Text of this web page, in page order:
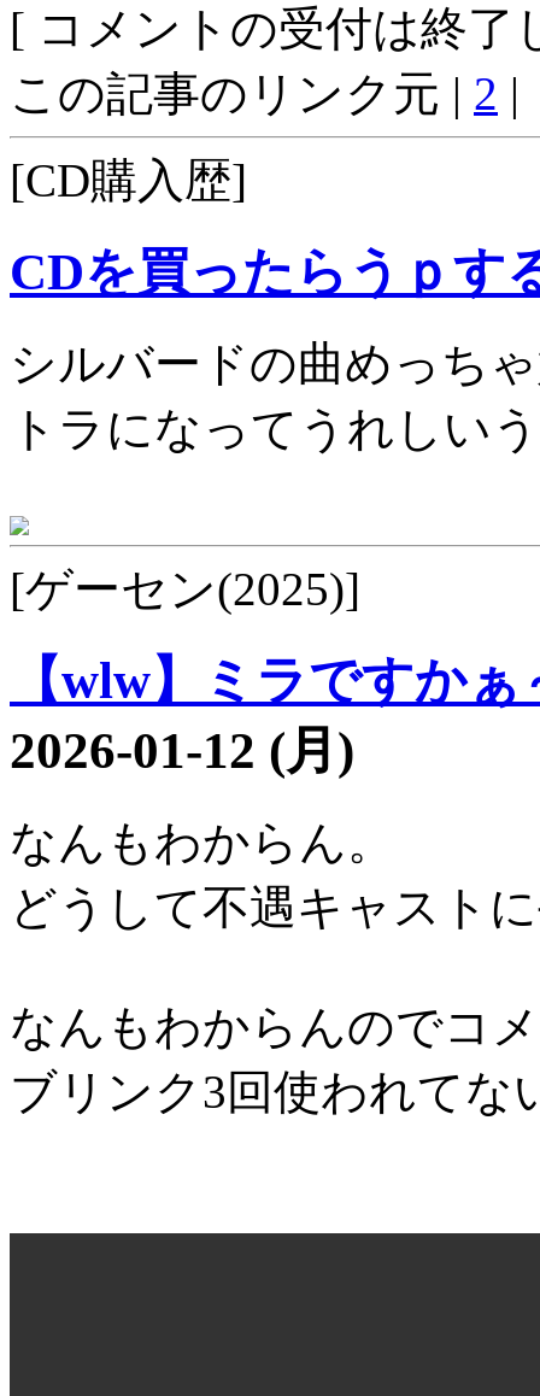
[ コメントの受付は終了
この記事のリンク元 | 2 |
[CD購入歴]
CDを買ったらうｐす
シルバードの曲めっち
トラになってうれしい
[ゲーセン(2025)]
【wlw】ミラですか
2026-01-12 (月)
なんもわからん。
どうして不遇キャスト
なんもわからんのでコ
ブリンク3回使われてな